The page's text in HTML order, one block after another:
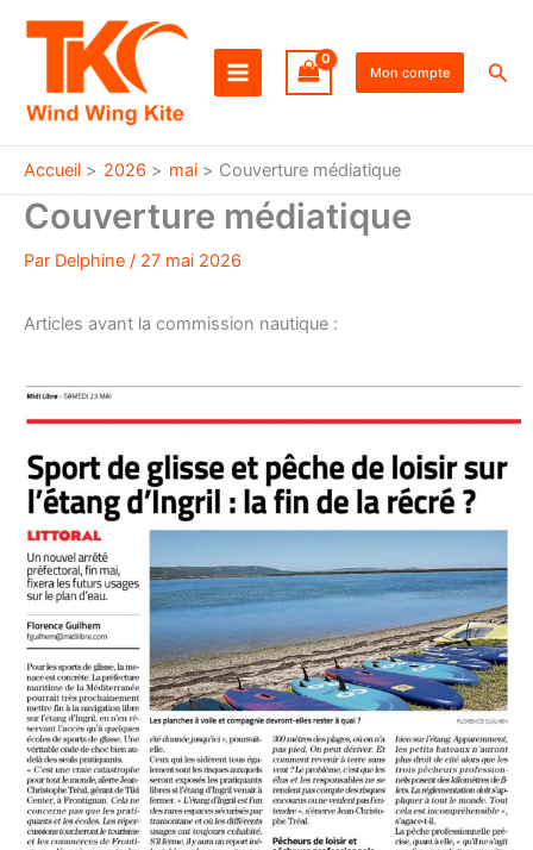
Mon compte
Accueil 2026 mai Couverture médiatique
Couverture médiatique
Par Delphine / 27 mai 2026
Articles avant la commission nautique :